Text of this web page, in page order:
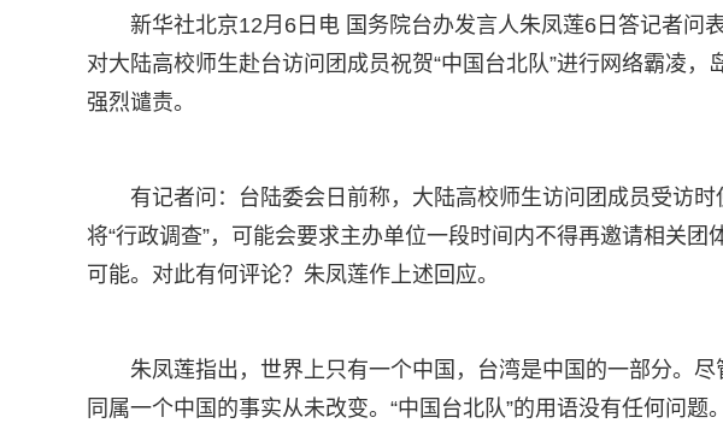
新华社北京12月6日电 国务院台办发言人朱凤莲6日答记者问
对大陆高校师生赴台访问团成员祝贺“中国台北队”进行网络霸凌
强烈谴责。
有记者问：台陆委会日前称，大陆高校师生访问团成员受访
将“行政调查”，可能会要求主办单位一段时间内不得再邀请相关
可能。对此有何评论？朱凤莲作上述回应。
朱凤莲指出，世界上只有一个中国，台湾是中国的一部分。
同属一个中国的事实从未改变。“中国台北队”的用语没有任何问